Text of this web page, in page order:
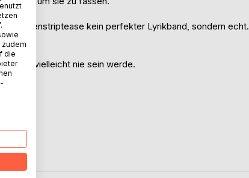
Seelenstriptease kein perfekter Lyrikband, sondern echt.
die ich vielleicht nie sein werde.
die